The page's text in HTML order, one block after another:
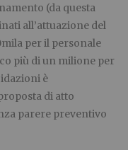
(da questa
all’attuazione del
per il personale
più di un milione per
è
di atto
parere preventivo